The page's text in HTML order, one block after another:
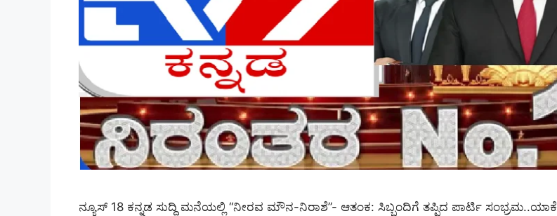
ನ್ಯೂಸ್ 18 ಕನ್ನಡ ಸುದ್ದಿ ಮನೆಯಲ್ಲಿ “ನೀರವ ಮೌನ-ನಿರಾಶೆ”- ಆತಂಕ: ಸಿಬ್ಬಂದಿಗೆ ತಪ್ಪಿದ ಪಾರ್ಟಿ ಸಂಭ್ರಮ..ಯಾಕೆ